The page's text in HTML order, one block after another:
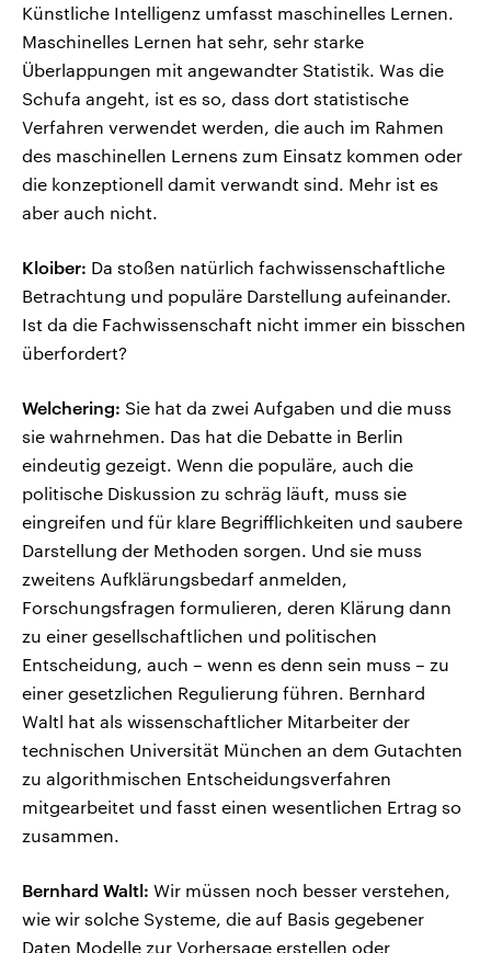
Künstliche Intelligenz umfasst maschinelles Lernen.
Maschinelles Lernen hat sehr, sehr starke
Überlappungen mit angewandter Statistik. Was die
Schufa angeht, ist es so, dass dort statistische
Verfahren verwendet werden, die auch im Rahmen
des maschinellen Lernens zum Einsatz kommen oder
die konzeptionell damit verwandt sind. Mehr ist es
aber auch nicht.
Kloiber: Da stoßen natürlich fachwissenschaftliche
Betrachtung und populäre Darstellung aufeinander.
Ist da die Fachwissenschaft nicht immer ein bisschen
überfordert?
Welchering: Sie hat da zwei Aufgaben und die muss
sie wahrnehmen. Das hat die Debatte in Berlin
eindeutig gezeigt. Wenn die populäre, auch die
politische Diskussion zu schräg läuft, muss sie
eingreifen und für klare Begrifflichkeiten und saubere
Darstellung der Methoden sorgen. Und sie muss
zweitens Aufklärungsbedarf anmelden,
Forschungsfragen formulieren, deren Klärung dann
zu einer gesellschaftlichen und politischen
Entscheidung, auch – wenn es denn sein muss – zu
einer gesetzlichen Regulierung führen. Bernhard
Waltl hat als wissenschaftlicher Mitarbeiter der
technischen Universität München an dem Gutachten
zu algorithmischen Entscheidungsverfahren
mitgearbeitet und fasst einen wesentlichen Ertrag so
zusammen.
Bernhard Waltl: Wir müssen noch besser verstehen,
wie wir solche Systeme, die auf Basis gegebener
Daten Modelle zur Vorhersage erstellen oder